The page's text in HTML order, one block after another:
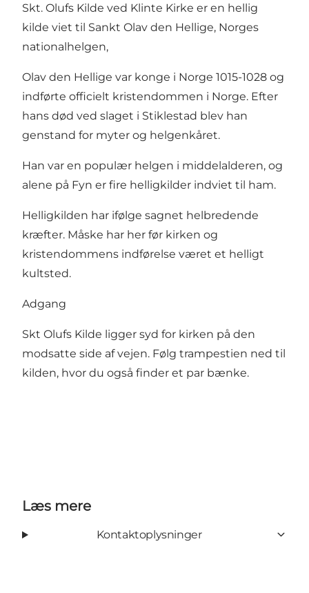
Skt. Olufs Kilde ved Klinte Kirke er en hellig
kilde viet til Sankt Olav den Hellige, Norges
nationalhelgen,
Olav den Hellige var konge i Norge 1015-1028 og
indførte officielt kristendommen i Norge. Efter
hans død ved slaget i Stiklestad blev han
genstand for myter og helgenkåret.
Han var en populær helgen i middelalderen, og
alene på Fyn er fire helligkilder indviet til ham.
Helligkilden har ifølge sagnet helbredende
kræfter. Måske har her før kirken og
kristendommens indførelse været et helligt
kultsted.
Adgang
Skt Olufs Kilde ligger syd for kirken på den
modsatte side af vejen. Følg trampestien ned til
kilden, hvor du også finder et par bænke.
Læs mere
Kontaktoplysninger